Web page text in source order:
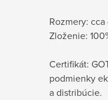
Rozmery:
Zloženie:
Certifikát:
podmienky
a distribúcie.